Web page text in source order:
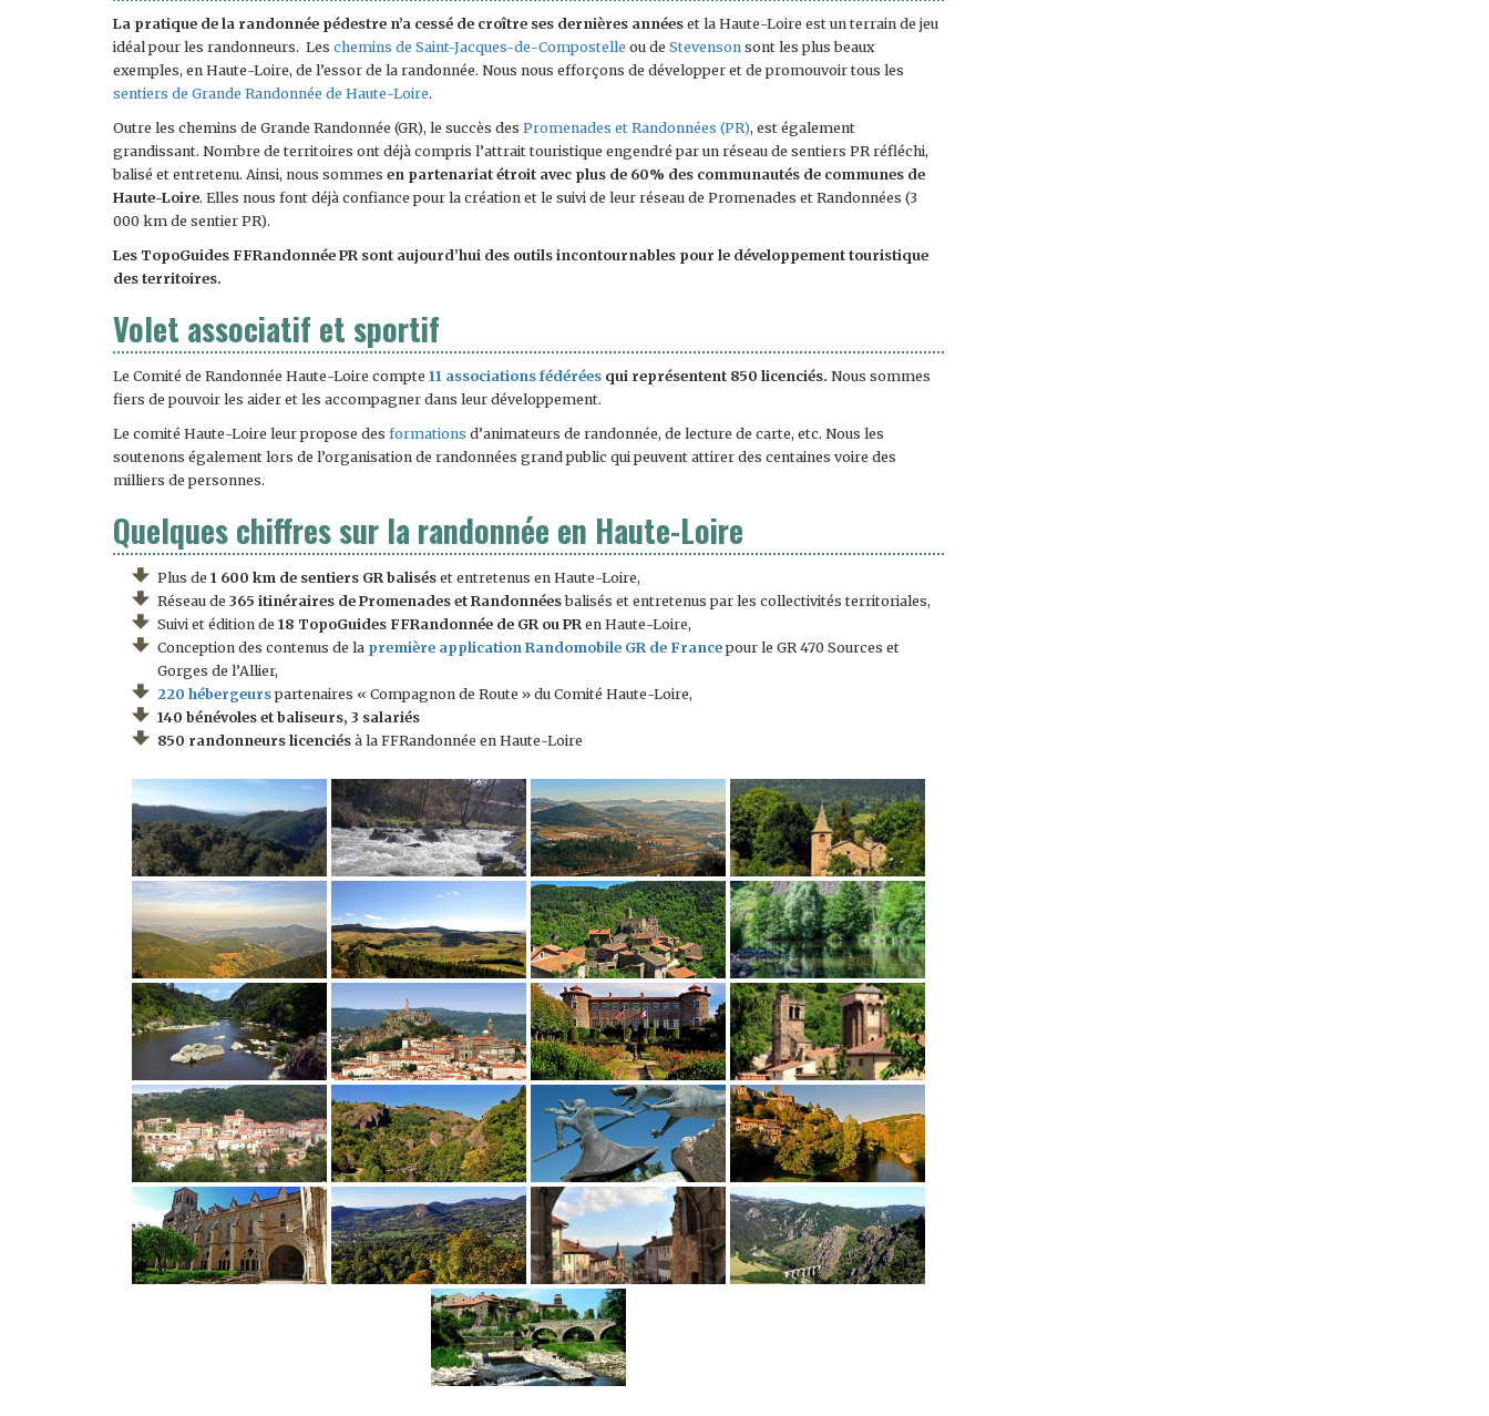
La pratique de la randonnée pédestre n’a cessé de croître ses dernières années et la Haute-Loire est un terrain de jeu
idéal pour les randonneurs. Les chemins de Saint-Jacques-de-Compostelle ou de Stevenson sont les plus beaux
exemples, en Haute-Loire, de l’essor de la randonnée. Nous nous efforçons de développer et de promouvoir tous les
sentiers de Grande Randonnée de Haute-Loire.
Outre les chemins de Grande Randonnée (GR), le succès des Promenades et Randonnées (PR), est également
grandissant. Nombre de territoires ont déjà compris l’attrait touristique engendré par un réseau de sentiers PR réfléchi,
balisé et entretenu. Ainsi, nous sommes en partenariat étroit avec plus de 60% des communautés de communes de
Haute-Loire. Elles nous font déjà confiance pour la création et le suivi de leur réseau de Promenades et Randonnées (3
000 km de sentier PR).
Les TopoGuides FFRandonnée PR sont aujourd’hui des outils incontournables pour le développement touristique
des territoires.
Volet associatif et sportif
Le Comité de Randonnée Haute-Loire compte 11 associations fédérées qui représentent 850 licenciés. Nous sommes
fiers de pouvoir les aider et les accompagner dans leur développement.
Le comité Haute-Loire leur propose des formations d’animateurs de randonnée, de lecture de carte, etc. Nous les
soutenons également lors de l’organisation de randonnées grand public qui peuvent attirer des centaines voire des
milliers de personnes.
Quelques chiffres sur la randonnée en Haute-Loire
Plus de 1 600 km de sentiers GR balisés et entretenus en Haute-Loire,
Réseau de 365 itinéraires de Promenades et Randonnéesbalisés et entretenus par les collectivités territoriales,
Suivi et édition de 18 TopoGuides FFRandonnée de GR ou PR en Haute-Loire,
Conception des contenus de la première application Randomobile GR de Francepour le GR 470 Sources et
Gorges de l’Allier,
220 hébergeurspartenaires « Compagnon de Route » du Comité Haute-Loire,
140 bénévoles et baliseurs, 3 salariés
850 randonneurs licenciés à la FFRandonnée en Haute-Loire